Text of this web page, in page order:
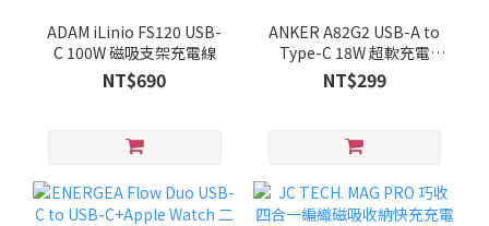
ADAM iLinio FS120 USB-
C 100W 磁吸支架充電線
NT$690
ANKER A82G2 USB-A to
Type-C 18W 超軟充電
線-1.8m
NT$299